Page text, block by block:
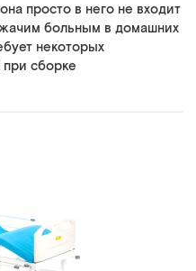
просто в него не входит
больным в домашних
некоторых
сборке